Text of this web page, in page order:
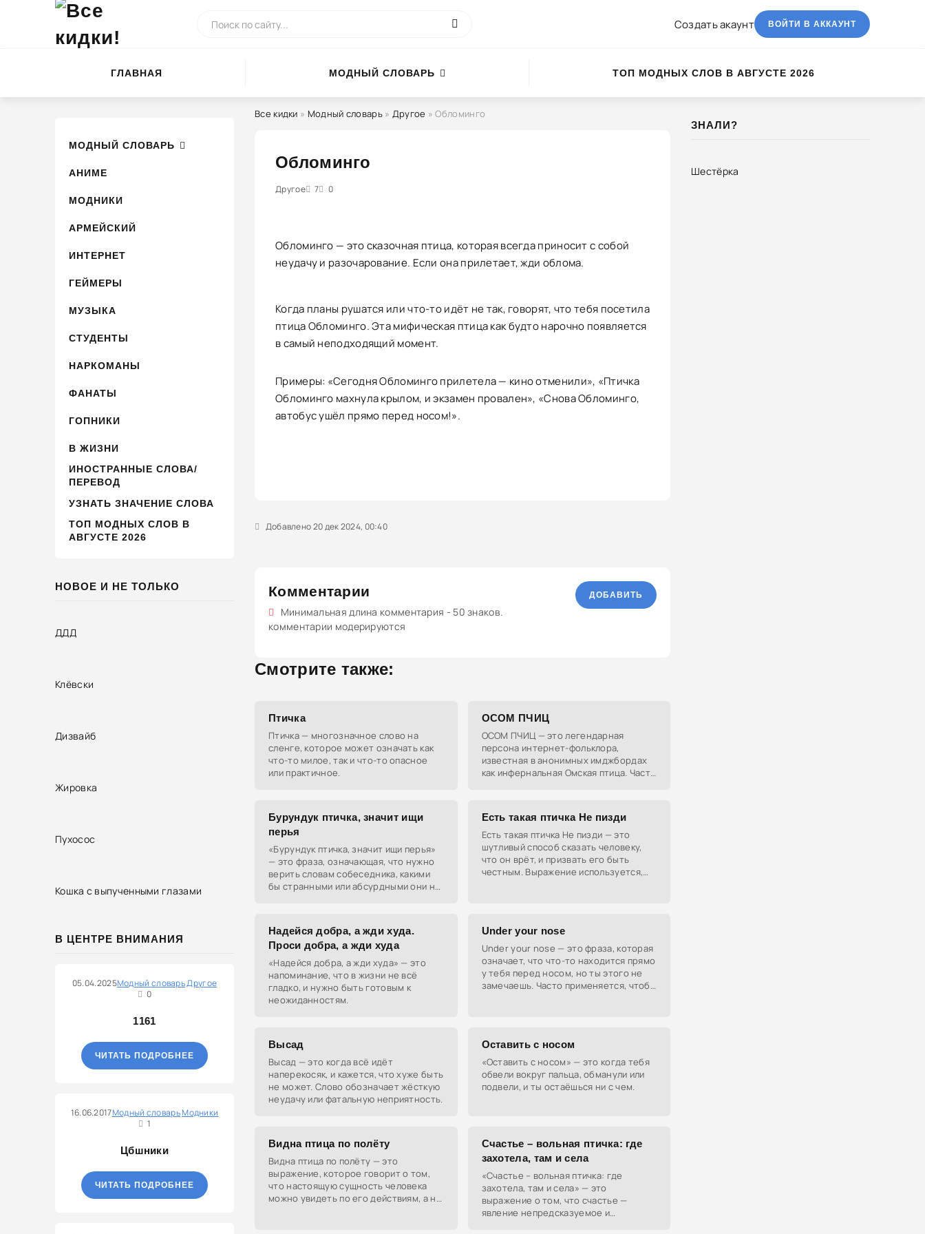
Создать акаунт ВОЙТИ В АККАУНТ
ГЛАВНАЯ МОДНЫЙ СЛОВАРЬ ТОП МОДНЫХ СЛОВ В АВГУСТЕ 2026
МОДНЫЙ СЛОВАРЬ
АНИМЕ
МОДНИКИ
АРМЕЙСКИЙ
ИНТЕРНЕТ
ГЕЙМЕРЫ
МУЗЫКА
СТУДЕНТЫ
НАРКОМАНЫ
ФАНАТЫ
ГОПНИКИ
В ЖИЗНИ
ИНОСТРАННЫЕ СЛОВА/
ПЕРЕВОД
УЗНАТЬ ЗНАЧЕНИЕ СЛОВА
ТОП МОДНЫХ СЛОВ В
АВГУСТЕ 2026
НОВОЕ И НЕ ТОЛЬКО
ДДД
Клёвски
Дизвайб
Жировка
Пухосос
Кошка с выпученными глазами
В ЦЕНТРЕ ВНИМАНИЯ
05.04.2025Модный словарьДругое
0
1161
ЧИТАТЬ ПОДРОБНЕЕ
16.06.2017Модный словарьМодники
1
Цбшники
ЧИТАТЬ ПОДРОБНЕЕ
Все кидки » Модный словарь» Другое » Обломинго
Обломинго
Другое 7 0
2 3 4 5
Обломинго — это сказочная птица, которая всегда приносит с собой
неудачу и разочарование. Если она прилетает, жди облома.
Когда планы рушатся или что-то идёт не так, говорят, что тебя посетила
птица Обломинго. Эта мифическая птица как будто нарочно появляется
в самый неподходящий момент.
Примеры: «Сегодня Обломинго прилетела — кино отменили», «Птичка
Обломинго махнула крылом, и экзамен провален», «Снова Обломинго,
автобус ушёл прямо перед носом!».
Добавлено 20 дек 2024, 00:40
Комментарии
Минимальная длина комментария - 50 знаков.
комментарии модерируются
ДОБАВИТЬ
Смотрите также:
Птичка
Птичка — многозначное слово на
сленге, которое может означать как
что-то милое, так и что-то опасное
или практичное.
ОСОМ ПЧИЦ
ОСОМ ПЧИЦ — это легендарная
персона интернет-фольклора,
известная в анонимных имджбордах
как инфернальная Омская птица. Часто
Бурундук птичка, значит ищи
перья
«Бурундук птичка, значит ищи перья»
— это фраза, означающая, что нужно
верить словам собеседника, какими
бы странными или абсурдными они ни
Есть такая птичка Не пизди
Есть такая птичка Не пизди — это
шутливый способ сказать человеку,
что он врёт, и призвать его быть
честным. Выражение используется,
Надейся добра, а жди худа.
Проси добра, а жди худа
«Надейся добра, а жди худа» — это
напоминание, что в жизни не всё
гладко, и нужно быть готовым к
неожиданностям.
Under your nose
Under your nose — это фраза, которая
означает, что что-то находится прямо
у тебя перед носом, но ты этого не
замечаешь. Часто применяется, чтобы
Высад
Высад — это когда всё идёт
наперекосяк, и кажется, что хуже быть
не может. Слово обозначает жёсткую
неудачу или фатальную неприятность.
Оставить с носом
«Оставить с носом» — это когда тебя
обвели вокруг пальца, обманули или
подвели, и ты остаёшься ни с чем.
Видна птица по полёту
Видна птица по полёту — это
выражение, которое говорит о том,
что настоящую сущность человека
можно увидеть по его действиям, а не
Счастье – вольная птичка: где
захотела, там и села
«Счастье – вольная птичка: где
захотела, там и села» — это
выражение о том, что счастье —
явление непредсказуемое и
ЗНАЛИ?
Шестёрка